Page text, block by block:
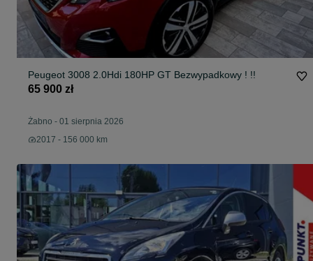
Peugeot 3008 2.0Hdi 180HP GT Bezwypadkowy ! !!
65 900 zł
Żabno - 01 sierpnia 2026
2017 - 156 000 km